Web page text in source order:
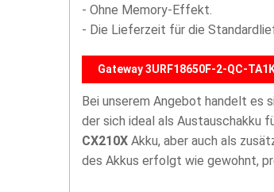
- Ohne Memory-Effekt.
- Die Lieferzeit für die
Gateway 3URF18650F-2-QC-
Bei unserem Angebot handelt es
der sich ideal als Austauschakku
CX210X Akku, aber auch als
des Akkus erfolgt wie gewohnt,